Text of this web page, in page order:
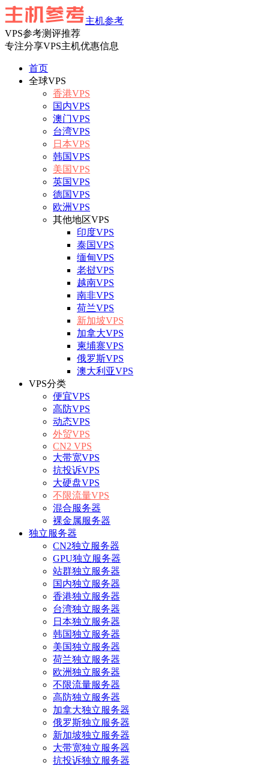
主机参考
VPS参考测评推荐
专注分享VPS主机优惠信息
首页
全球VPS
香港VPS
国内VPS
澳门VPS
台湾VPS
日本VPS
韩国VPS
美国VPS
英国VPS
德国VPS
欧洲VPS
其他地区VPS
印度VPS
泰国VPS
缅甸VPS
老挝VPS
越南VPS
南非VPS
荷兰VPS
新加坡VPS
加拿大VPS
柬埔寨VPS
俄罗斯VPS
澳大利亚VPS
VPS分类
便宜VPS
高防VPS
动态VPS
外贸VPS
CN2 VPS
大带宽VPS
抗投诉VPS
大硬盘VPS
不限流量VPS
混合服务器
裸金属服务器
独立服务器
CN2独立服务器
GPU独立服务器
站群独立服务器
国内独立服务器
香港独立服务器
台湾独立服务器
日本独立服务器
韩国独立服务器
美国独立服务器
荷兰独立服务器
欧洲独立服务器
不限流量服务器
高防独立服务器
加拿大独立服务器
俄罗斯独立服务器
新加坡独立服务器
大带宽独立服务器
抗投诉独立服务器